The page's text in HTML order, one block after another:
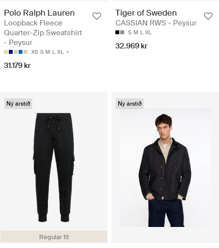
Polo Ralph Lauren
Loopback Fleece
Quarter-Zip Sweatshirt
- Peysur
XS S M L XL
31.179 kr
Tiger of Sweden
CASSIAN RWS - Peysur
S M L XL
32.969 kr
Regular fit
Ný árstíð Ný árstíð